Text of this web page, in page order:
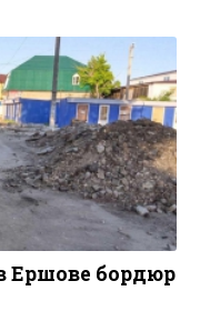
Ершове бордюр